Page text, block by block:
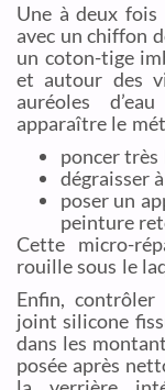
Une à deux
avec un chiffon
un coton-tige
et autour des
auréoles
apparaître le
poncer très
dégraisser
poser un
peinture
Cette micro-
rouille sous le
Enfin, contrôler
joint silicone
dans les
posée après